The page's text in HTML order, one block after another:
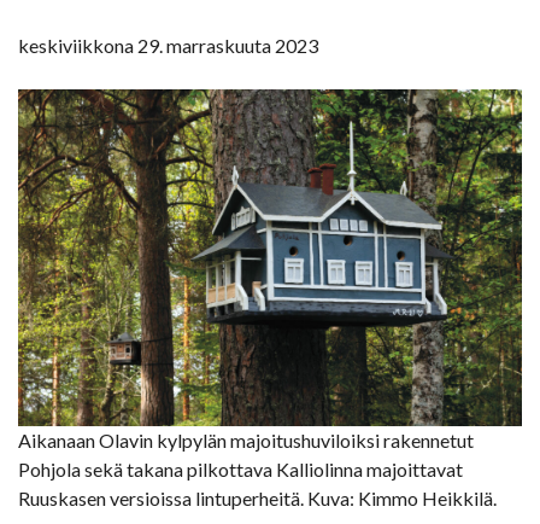
keskiviikkona 29. marraskuuta 2023
Aikanaan Olavin kylpylän majoitushuviloiksi rakennetut
Pohjola sekä takana pilkottava Kalliolinna majoittavat
Ruuskasen versioissa lintuperheitä. Kuva: Kimmo Heikkilä.